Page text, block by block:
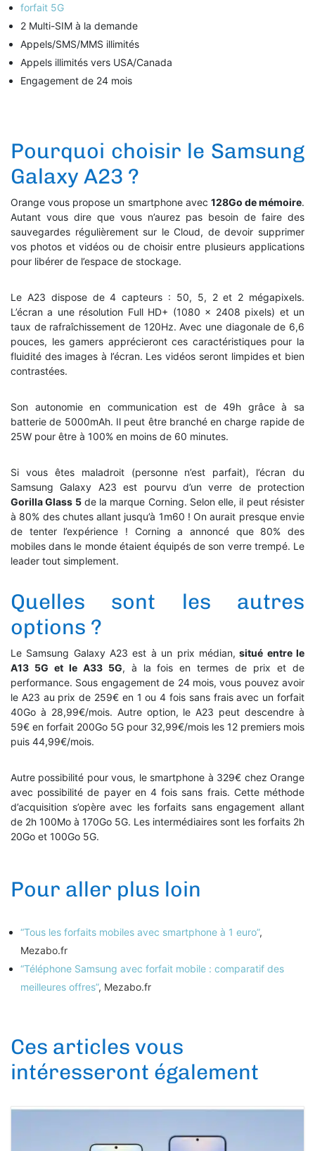
forfait 5G
2 Multi-SIM à la demande
Appels/SMS/MMS illimités
Appels illimités vers USA/Canada
Engagement de 24 mois
Pourquoi choisir le Samsung
Galaxy A23 ?
Orange vous propose un smartphone avec 128Go de mémoire.
Autant vous dire que vous n’aurez pas besoin de faire des
sauvegardes régulièrement sur le Cloud, de devoir supprimer
vos photos et vidéos ou de choisir entre plusieurs applications
pour libérer de l’espace de stockage.
Le A23 dispose de 4 capteurs : 50, 5, 2 et 2 mégapixels.
L’écran a une résolution Full HD+ (1080 x 2408 pixels) et un
taux de rafraîchissement de 120Hz. Avec une diagonale de 6,6
pouces, les gamers apprécieront ces caractéristiques pour la
fluidité des images à l’écran. Les vidéos seront limpides et bien
contrastées.
Son autonomie en communication est de 49h grâce à sa
batterie de 5000mAh. Il peut être branché en charge rapide de
25W pour être à 100% en moins de 60 minutes.
Si vous êtes maladroit (personne n’est parfait), l’écran du
Samsung Galaxy A23 est pourvu d’un verre de protection
Gorilla Glass 5de la marque Corning. Selon elle, il peut résister
à 80% des chutes allant jusqu’à 1m60 ! On aurait presque envie
de tenter l’expérience ! Corning a annoncé que 80% des
mobiles dans le monde étaient équipés de son verre trempé. Le
leader tout simplement.
Quelles sont les autres
options ?
Le Samsung Galaxy A23 est à un prix médian, situé entre le
A13 5G et le A33 5G, à la fois en termes de prix et de
performance. Sous engagement de 24 mois, vous pouvez avoir
le A23 au prix de 259€ en 1 ou 4 fois sans frais avec un forfait
40Go à 28,99€/mois. Autre option, le A23 peut descendre à
59€ en forfait 200Go 5G pour 32,99€/mois les 12 premiers mois
puis 44,99€/mois.
Autre possibilité pour vous, le smartphone à 329€ chez Orange
avec possibilité de payer en 4 fois sans frais. Cette méthode
d’acquisition s’opère avec les forfaits sans engagement allant
de 2h 100Mo à 170Go 5G. Les intermédiaires sont les forfaits 2h
20Go et 100Go 5G.
Pour aller plus loin
“Tous les forfaits mobiles avec smartphone à 1 euro”,
Mezabo.fr
“Téléphone Samsung avec forfait mobile : comparatif des
meilleures offres”, Mezabo.fr
Ces articles vous
intéresseront également